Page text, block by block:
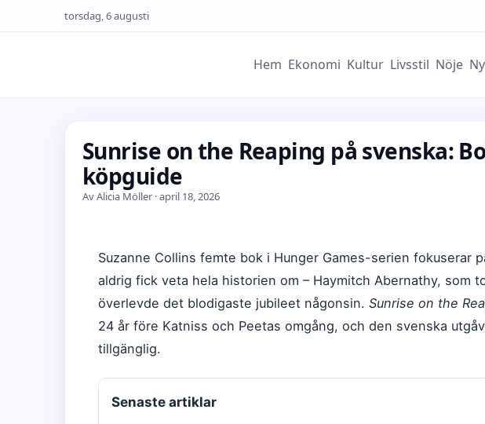
torsdag, 6 augusti
Hem Ekonomi Kultur Livsstil Nöje
Sunrise on the Reaping på svenska:
köpguide
Av Alicia Möller · april 18, 2026
Suzanne Collins femte bok i Hunger Games-serien fokuserar
aldrig fick veta hela historien om – Haymitch Abernathy, som
överlevde det blodigaste jubileet någonsin. Sunrise on the
24 år före Katniss och Peetas omgång, och den svenska
tillgänglig.
Senaste artiklar